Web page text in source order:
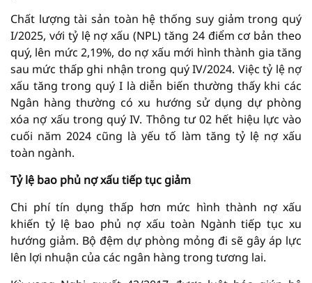
Chất lượng tài sản toàn hệ thống suy giảm trong quý
I/2025, với tỷ lệ nợ xấu (NPL) tăng 24 điểm cơ bản theo
quý, lên mức 2,19%, do nợ xấu mới hình thành gia tăng
sau mức thấp ghi nhận trong quý IV/2024. Việc tỷ lệ nợ
xấu tăng trong quý I là diễn biến thường thấy khi các
Ngân hàng thường có xu hướng sử dụng dự phòng
xóa nợ xấu trong quý IV. Thông tư 02 hết hiệu lực vào
cuối năm 2024 cũng là yếu tố làm tăng tỷ lệ nợ xấu
toàn ngành.
Tỷ lệ bao phủ nợ xấu tiếp tục giảm
Chi phí tín dụng thấp hơn mức hình thành nợ xấu
khiến tỷ lệ bao phủ nợ xấu toàn Ngành tiếp tục xu
hướng giảm. Bộ đệm dự phòng mỏng đi sẽ gây áp lực
lên lợi nhuận của các ngân hàng trong tương lai.